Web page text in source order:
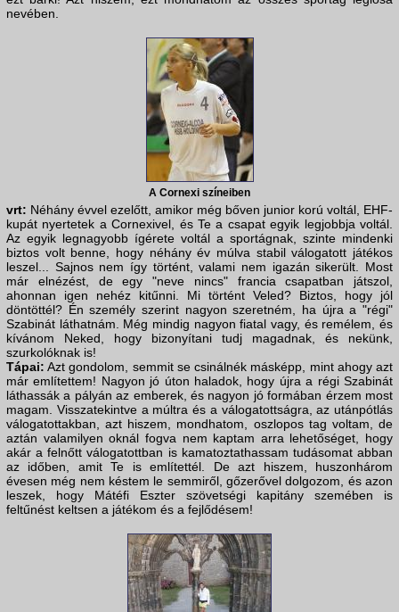
nevében.
A Cornexi színeiben
vrt: Néhány évvel ezelőtt, amikor még bőven junior korú voltál, EHF-
kupát nyertetek a Cornexivel, és Te a csapat egyik legjobbja voltál.
Az egyik legnagyobb ígérete voltál a sportágnak, szinte mindenki
biztos volt benne, hogy néhány év múlva stabil válogatott játékos
leszel... Sajnos nem így történt, valami nem igazán sikerült. Most
már elnézést, de egy "neve nincs" francia csapatban játszol,
ahonnan igen nehéz kitűnni. Mi történt Veled? Biztos, hogy jól
döntöttél? Én személy szerint nagyon szeretném, ha újra a "régi"
Szabinát láthatnám. Még mindig nagyon fiatal vagy, és remélem, és
kívánom Neked, hogy bizonyítani tudj magadnak, és nekünk,
szurkolóknak is!
Tápai: Azt gondolom, semmit se csinálnék másképp, mint ahogy azt
már említettem! Nagyon jó úton haladok, hogy újra a régi Szabinát
láthassák a pályán az emberek, és nagyon jó formában érzem most
magam. Visszatekintve a múltra és a válogatottságra, az utánpótlás
válogatottakban, azt hiszem, mondhatom, oszlopos tag voltam, de
aztán valamilyen oknál fogva nem kaptam arra lehetőséget, hogy
akár a felnőtt válogatottban is kamatoztathassam tudásomat abban
az időben, amit Te is említettél. De azt hiszem, huszonhárom
évesen még nem késtem le semmiről, gőzerővel dolgozom, és azon
leszek, hogy Mátéfi Eszter szövetségi kapitány szemében is
feltűnést keltsen a játékom és a fejlődésem!